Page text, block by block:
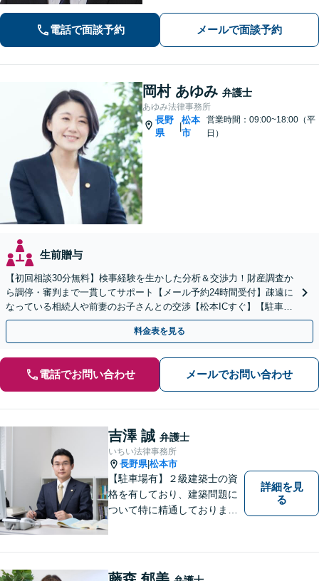
頼者様と共に歩みます。お一人で悩ま
ず是非ご相談ください。
電話で面談予約 メールで面談予約
岡村 あゆみ 弁護士
あゆみ法律事務所
長野
県
|
松本
市
営業時間：09:00~18:00（平
日）
生前贈与
【初回相談30分無料】検事経験を生かした分析＆交渉力！財産調査か
ら調停・審判まで一貫してサポート【メール予約24時間受付】疎遠に
なっている相続人や前妻のお子さんとの交渉【松本ICすぐ】【駐車場
あり】話しやすい雰囲気の事務所
料金表を見る
電話でお問い合わせ メールでお問い合わせ
吉澤 誠 弁護士
いちい法律事務所
長野県|松本市
【駐車場有】２級建築士の資
格を有しており、建築問題に
ついて特に精通しておりま
対応を心がけております。お
忙しい方もお気軽にご相談く
詳細を見
る